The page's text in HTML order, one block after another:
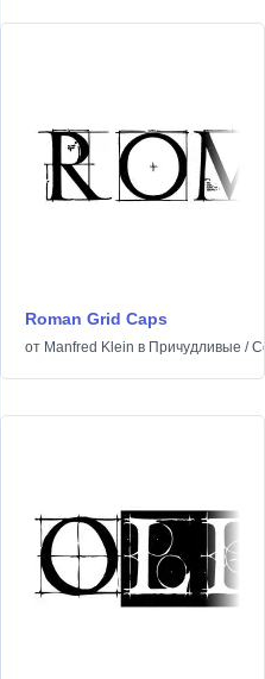
Roman Grid Caps
от Manfred Klein в Причудливые /